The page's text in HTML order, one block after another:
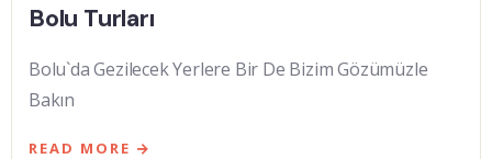
Bolu Turları
Bolu`da Gezilecek Yerlere Bir De Bizim Gözümüzle
Bakın
READ MORE